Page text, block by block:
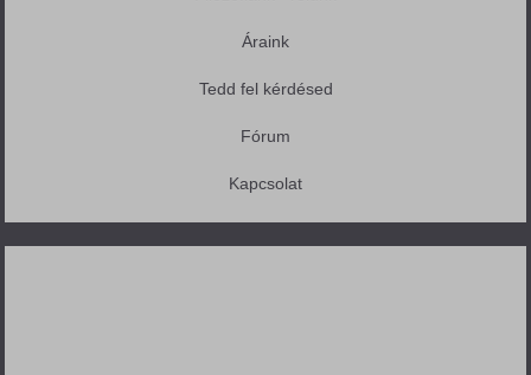
Áraink
Tedd fel kérdésed
Fórum
Kapcsolat